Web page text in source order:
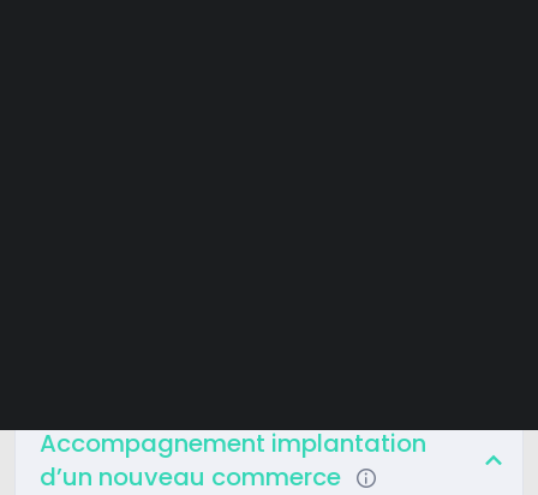
Accompagnement implantation
d’un nouveau commerce